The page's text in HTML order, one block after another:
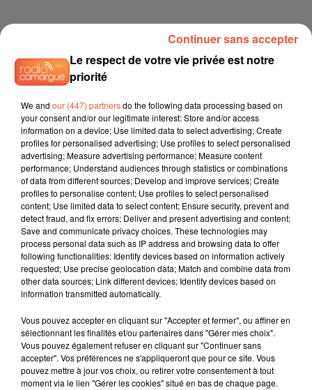
À LA UNE
6 août 2026
Arles : après un taureau percuté lors d'une
abrivado à Saliers,...
6 août 2026
Éclipse solaire du 12 août 2026 : le CHU de Nîmes
appelle à la plus...
3 août 2026
Sauvage'On Festival : une première édition
électro attendue au cœur...
Le respect de votre vie privée est notre
priorité
We and our (447) partnersdo the following data processing based on
your consent and/or our legitimate interest: Store and/or access
information on a device; Use limited data to select advertising; Create
profiles for personalised advertising; Use profiles to select personalised
advertising; Measure advertising performance; Measure content
performance; Understand audiences through statistics or combinations
of data from different sources; Develop and improve services; Create
profiles to personalise content; Use profiles to select personalised
content; Use limited data to select content; Ensure security, prevent and
detect fraud, and fix errors; Deliver and present advertising and content;
Save and communicate privacy choices. These technologies may
process personal data such as IP address and browsing data to offer
following functionalities: Identify devices based on information actively
requested; Use precise geolocation data; Match and combine data from
other data sources; Link different devices; Identify devices based on
information transmitted automatically.
Vous pouvez accepter en cliquant sur "Accepter et fermer", ou affiner en
sélectionnant les finalités et/ou partenaires dans "Gérer mes choix".
Vous pouvez également refuser en cliquant sur "Continuer sans
accepter". Vos préférences ne s'appliqueront que pour ce site. Vous
pouvez mettre à jour vos choix, ou retirer votre consentement à tout
moment via le lien "Gérer les cookies" situé en bas de chaque page.
Continuer sans accepter